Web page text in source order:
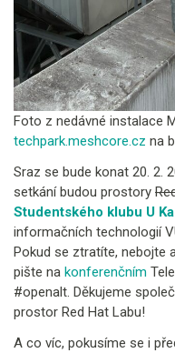
Foto z nedávné instalace
techpark.meshcore.cz na
Sraz se bude konat 20. 2.
setkání budou prostory
Studentského klubu U
informačních technologií
Pokud se ztratíte, nebojte
pište na konferenčním
#openalt. Děkujeme
prostor Red Hat Labu!
A co víc, pokusíme se i